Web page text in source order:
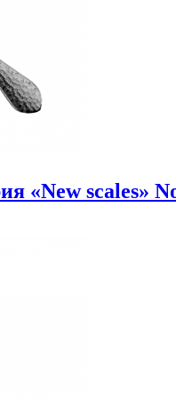
«New scales»